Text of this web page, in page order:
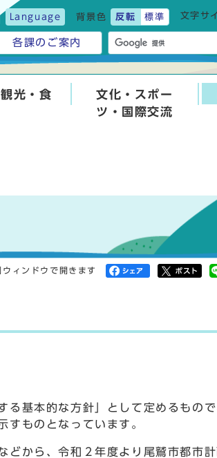
Language 背景色 反転 標準 文字サ
各課のご案内
光・食
文化・スポー
ツ・国際交流
ィンドウで開きます
基本的な方針」として定めるもので
すものとなっています。
から、令和２年度より尾鷲市都市計